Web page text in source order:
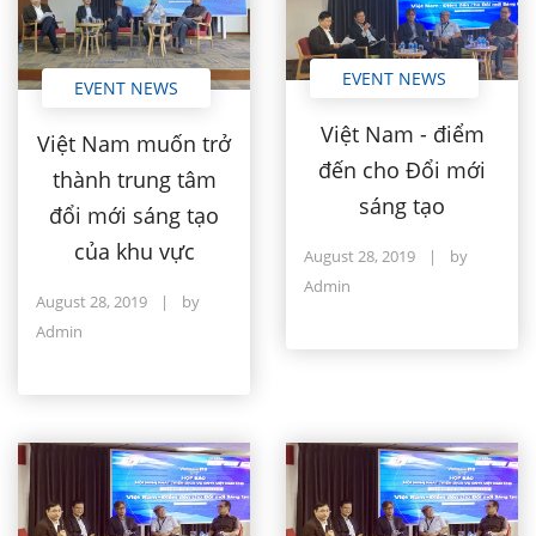
EVENT NEWS
Việt Nam muốn trở
thành trung tâm
đổi mới sáng tạo
của khu vực
August 28, 2019 |
by
Admin
EVENT NEWS
Việt Nam - điểm
đến cho Đổi mới
sáng tạo
August 28, 2019 |
by
Admin